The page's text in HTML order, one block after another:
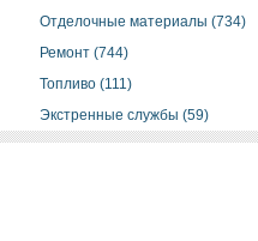
Отделочные материалы (734)
Ремонт (744)
Топливо (111)
Экстренные службы (59)